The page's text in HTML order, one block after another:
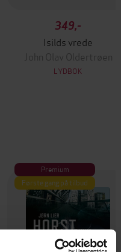
349,-
Isilds vrede
John Olav Oldertrøen
LYDBOK
Premium
Første gang på tilbud